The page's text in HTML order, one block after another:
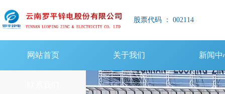
股票代码 ： 002114
网站首页 关于我们 新闻中